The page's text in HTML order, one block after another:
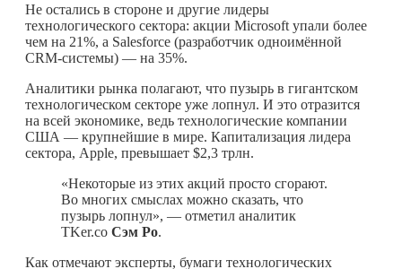
Не остались в стороне и другие лидеры
технологического сектора: акции Microsoft упали более
чем на 21%, а Salesforce (разработчик одноимённой
CRM-системы) — на 35%.
Аналитики рынка полагают, что пузырь в гигантском
технологическом секторе уже лопнул. И это отразится
на всей экономике, ведь технологические компании
США — крупнейшие в мире. Капитализация лидера
сектора, Apple, превышает $2,3 трлн.
«Некоторые из этих акций просто сгорают.
Во многих смыслах можно сказать, что
пузырь лопнул», — отметил аналитик
TKer.co Сэм Ро.
Как отмечают эксперты, бумаги технологических